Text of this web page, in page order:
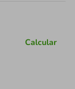
Calcular